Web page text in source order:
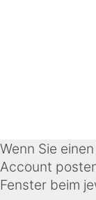
Wenn Sie
Account
Fenster beim